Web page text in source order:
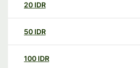
20 IDR
50 IDR
100 IDR